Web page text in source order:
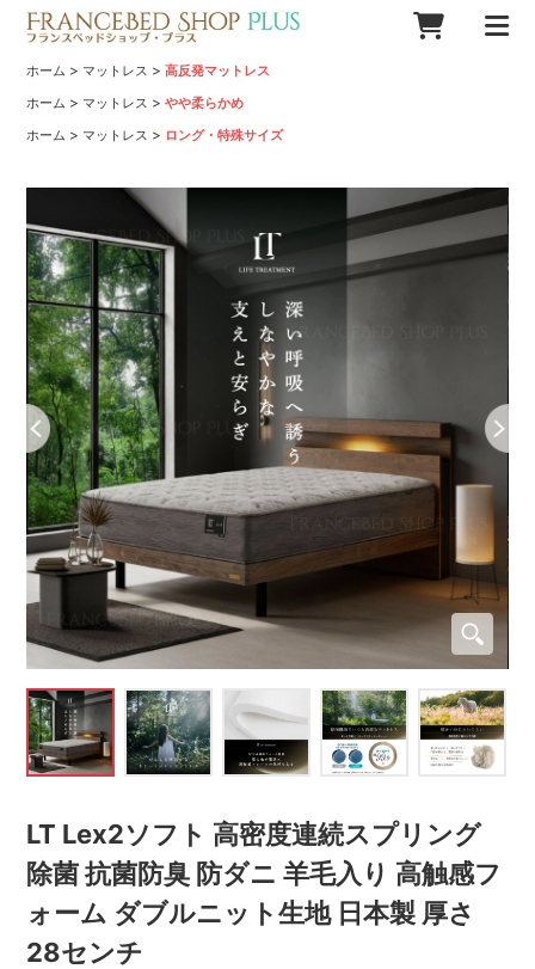
ホーム > マットレス >高反発マットレス
ホーム > マットレス >やや柔らかめ
ホーム > マットレス > ロング・特殊サイズ
LT Lex2ソフト 高密度連続スプリング
除菌 抗菌防臭 防ダニ 羊毛入り 高触感フ
ォーム ダブルニット生地 日本製 厚さ
28センチ